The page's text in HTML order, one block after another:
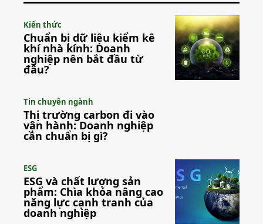
Kiến thức
Chuẩn bị dữ liệu kiểm kê
khí nhà kính: Doanh
nghiệp nên bắt đầu từ
đâu?
Tin chuyên ngành
Thị trường carbon đi vào
vận hành: Doanh nghiệp
cần chuẩn bị gì?
ESG
ESG và chất lượng sản
phẩm: Chìa khóa nâng cao
năng lực cạnh tranh của
doanh nghiệp